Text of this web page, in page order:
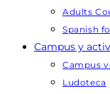
Adults
Spanish
Campus y
Campus
Ludoteca